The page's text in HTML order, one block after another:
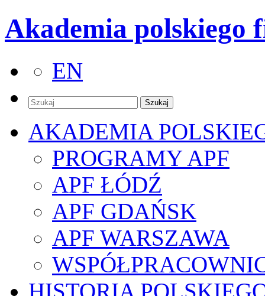
Akademia polskiego
EN
AKADEMIA
PROGRAMY APF
APF ŁÓDŹ
APF GDAŃSK
APF WARSZAWA
HISTORIA